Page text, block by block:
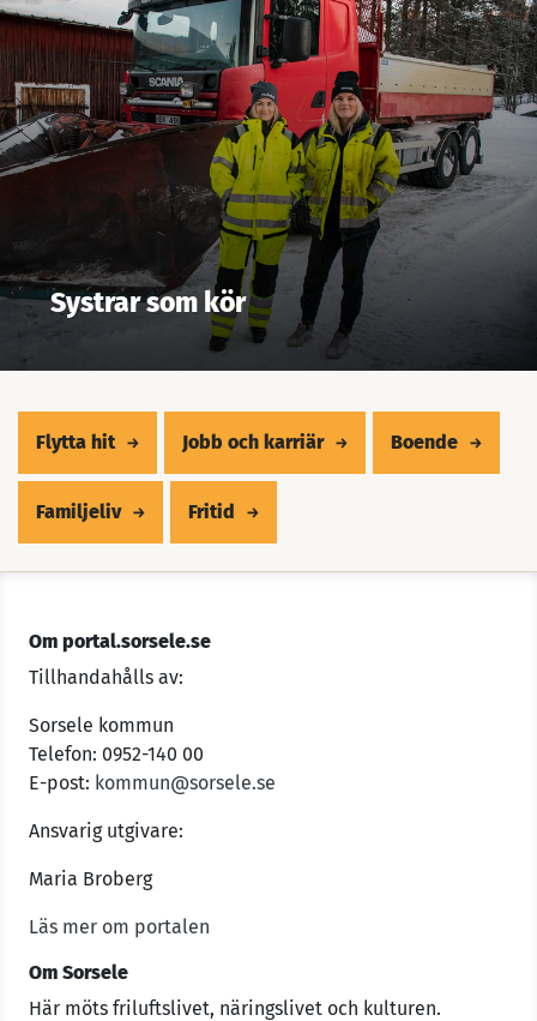
Systrar som kör
Flytta hit Jobb och karriär Boende
Familjeliv Fritid
Om portal.sorsele.se
Tillhandahålls av:
Sorsele kommun
Telefon: 0952-140 00
E-post: kommun@sorsele.se
Ansvarig utgivare:
Maria Broberg
Läs mer om portalen
Om Sorsele
Här möts friluftslivet, näringslivet och kulturen.